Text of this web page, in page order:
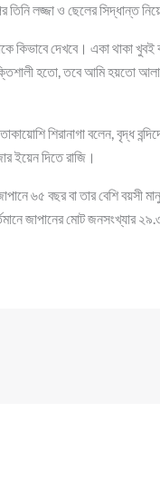
তিনি লজ্জা ও ছেলের সিদ্ধান্ত
কিভাবে দেখবে। একা থাকা
হতো, তবে আমি হয়তো
তাকায়োশি শিরানাগা বলেন, বৃদ্ধ
ইয়েন দিতে রাজি।
৬৫ বছর বা তার বেশি বয়সী
জাপানের মোট জনসংখ্যার